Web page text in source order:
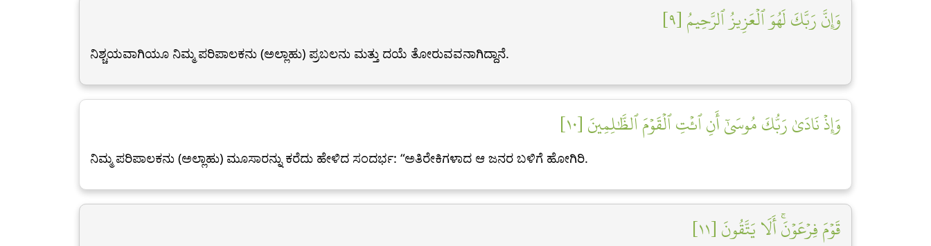
وَإِنَّ رَبَّكَ لَهُوَ ٱلۡعَزِيزُ ٱلرَّحِيمُ [٩]
ನಿಶ್ಚಯವಾಗಿಯೂ ನಿಮ್ಮ ಪರಿಪಾಲಕನು (ಅಲ್ಲಾಹು) ಪ್ರಬಲನು ಮತ್ತು ದಯೆ ತೋರುವವನಾಗಿದ್ದಾನೆ.
وَإِذۡ نَادَىٰ رَبُّكَ مُوسَىٰٓ أَنِ ٱئۡتِ ٱلۡقَوۡمَ ٱلظَّٰلِمِينَ [١٠]
ನಿಮ್ಮ ಪರಿಪಾಲಕನು (ಅಲ್ಲಾಹು) ಮೂಸಾರನ್ನು ಕರೆದು ಹೇಳಿದ ಸಂದರ್ಭ: “ಅತಿರೇಕಿಗಳಾದ ಆ ಜನರ ಬಳಿಗೆ ಹೋಗಿರಿ.
قَوۡمَ فِرۡعَوۡنَۚ أَلَا يَتَّقُونَ [١١]